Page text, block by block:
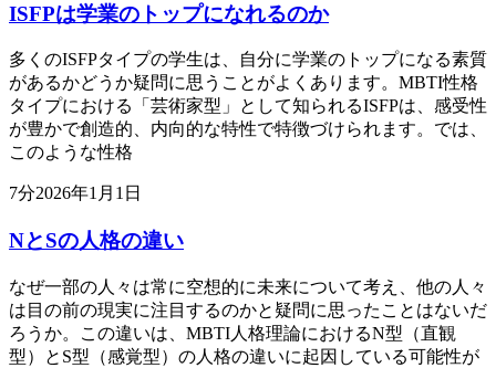
ISFPは学業のトップになれるのか
多くのISFPタイプの学生は、自分に学業のトップになる素質
があるかどうか疑問に思うことがよくあります。MBTI性格
タイプにおける「芸術家型」として知られるISFPは、感受性
が豊かで創造的、内向的な特性で特徴づけられます。では、
このような性格
7分2026年1月1日
NとSの人格の違い
なぜ一部の人々は常に空想的に未来について考え、他の人々
は目の前の現実に注目するのかと疑問に思ったことはないだ
ろうか。この違いは、MBTI人格理論におけるN型（直観
型）とS型（感覚型）の人格の違いに起因している可能性が